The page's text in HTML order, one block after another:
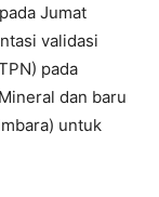
Jumat
validasi
pada
dan baru
untuk